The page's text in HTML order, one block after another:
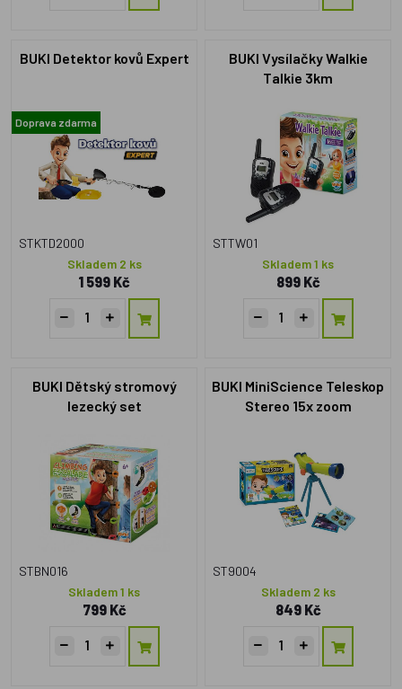
BUKI Detektor kovů Expert
Doprava zdarma
STKTD2000
Skladem 2 ks
1 599 Kč
BUKI Vysílačky Walkie
Talkie 3km
STTW01
Skladem 1 ks
899 Kč
BUKI Dětský stromový
lezecký set
STBN016
Skladem 1 ks
799 Kč
BUKI MiniScience Teleskop
Stereo 15x zoom
ST9004
Skladem 2 ks
849 Kč